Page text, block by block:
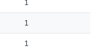
1
1
1